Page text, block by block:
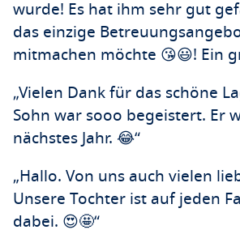
wurde! Es hat ihm sehr gut
das einzige
mitmachen möchte 😘😃! Ein
„Vielen Dank für das schöne
Sohn war sooo begeistert. Er
nächstes Jahr. 😂“
„Hallo. Von uns auch vielen
Unsere Tochter ist auf jeden
dabei. 😍🤩“